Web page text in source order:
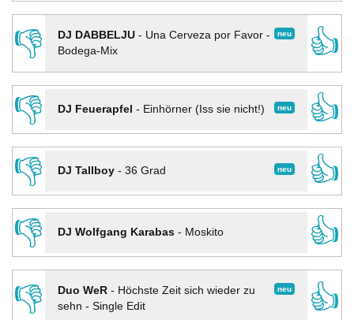
👎
neu
DJ DABBELJU- Una Cerveza por Favor -
Bodega-Mix
👍
👎
neu
DJ Feuerapfel - Einhörner (Iss sie nicht!)
👍
👎
neu
DJ Tallboy- 36 Grad
👍
👎
DJ Wolfgang Karabas- Moskito
👍
👎
neu
Duo WeR- Höchste Zeit sich wieder zu
sehn - Single Edit
👍